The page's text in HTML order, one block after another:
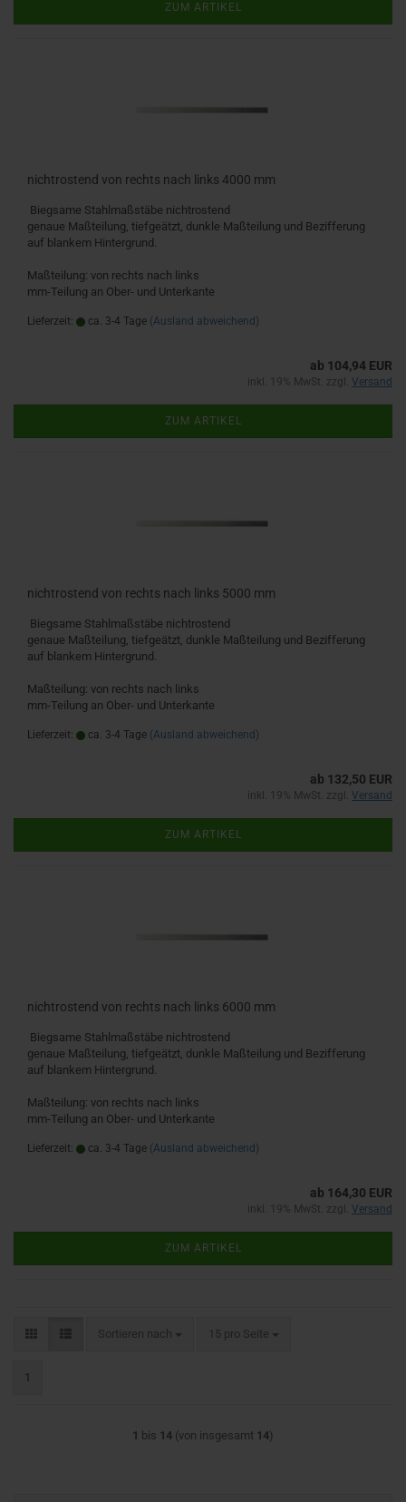
ZUM ARTIKEL
nichtrostend von rechts nach links 4000 mm
Biegsame Stahlmaßstäbe nichtrostend
genaue Maßteilung, tiefgeätzt, dunkle Maßteilung und Bezifferung
auf blankem Hintergrund.
Maßteilung: von rechts nach links
mm-Teilung an Ober- und Unterkante
Lieferzeit: ca. 3-4 Tage (Ausland abweichend)
ab 104,94 EUR
inkl. 19% MwSt. zzgl. Versand
ZUM ARTIKEL
nichtrostend von rechts nach links 5000 mm
Biegsame Stahlmaßstäbe nichtrostend
genaue Maßteilung, tiefgeätzt, dunkle Maßteilung und Bezifferung
auf blankem Hintergrund.
Maßteilung: von rechts nach links
mm-Teilung an Ober- und Unterkante
Lieferzeit: ca. 3-4 Tage (Ausland abweichend)
ab 132,50 EUR
inkl. 19% MwSt. zzgl. Versand
ZUM ARTIKEL
nichtrostend von rechts nach links 6000 mm
Biegsame Stahlmaßstäbe nichtrostend
genaue Maßteilung, tiefgeätzt, dunkle Maßteilung und Bezifferung
auf blankem Hintergrund.
Maßteilung: von rechts nach links
mm-Teilung an Ober- und Unterkante
Lieferzeit: ca. 3-4 Tage (Ausland abweichend)
ab 164,30 EUR
inkl. 19% MwSt. zzgl. Versand
ZUM ARTIKEL
Sortieren nach
Sortieren nach 15 pro Seite
pro Seite
1
1 bis 14 (von insgesamt 14)